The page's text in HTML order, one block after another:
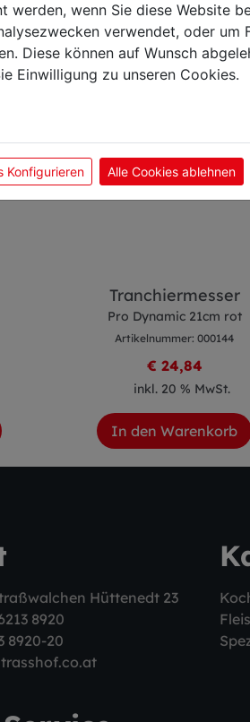
Tranchiermesser
Pro Dynamic 21cm rot
Artikelnummer: 000144
€ 24,84
inkl. 20 % MwSt.
In den Warenkorb
Hüttenedt 23
8920
8920-20
werden, wenn Sie diese Website
verwendet, oder um
Diese können auf Wunsch
Einwilligung zu unseren Cookies.
Konfigurieren Alle Cookies ablehnen